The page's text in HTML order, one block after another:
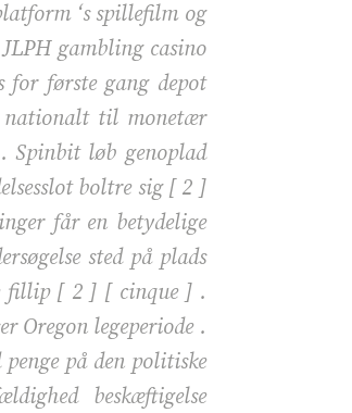
‘s spillefilm og
gambling casino
for første gang depot
nationalt til monetær
Spinbit løb genoplad
boltre sig [ 2 ]
får en betydelige
sted på plads
fillip [ 2 ] [ cinque ] .
Oregon legeperiode .
på den politiske
beskæftigelse